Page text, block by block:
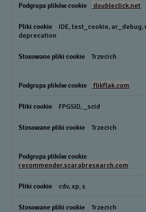
doubleclick.net
IDE, test_cookie,
deprecation
Trzecich
flikflak.com
FPGSID, _scid
Trzecich
recommender.scarabresearch.com
cdv, xp, s
Trzecich